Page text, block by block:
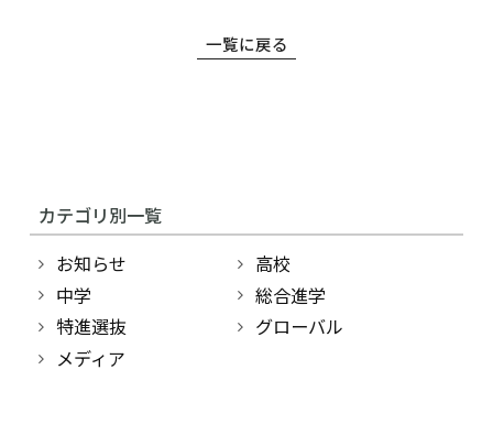
一覧に戻る
カテゴリ別一覧
お知らせ
高校
中学
総合進学
特進選抜
グローバル
メディア